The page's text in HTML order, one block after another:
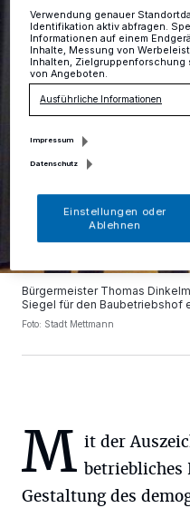
Bürgermeister Thomas
Siegel für den Baubetriebshof
Foto: Stadt Mettmann
M it der
betriebliches
Gestaltung des
Verwendung genauer
Identifikation aktiv abfragen.
Informationen auf einem
Inhalte, Messung von
Inhalten, Zielgruppenforschung
von Angeboten.
Ausführliche Informationen
Impressum
Datenschutz
Einstellungen oder
Ablehnen